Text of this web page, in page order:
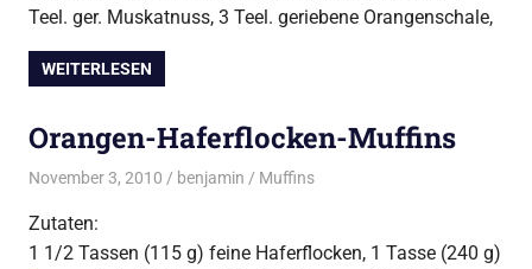
Teel. ger. Muskatnuss, 3 Teel. geriebene Orangenschale,
WEITERLESEN
Orangen-Haferflocken-Muffins
November 3, 2010 benjamin Muffins
Zutaten:
1 1/2 Tassen (115 g) feine Haferflocken, 1 Tasse (240 g)